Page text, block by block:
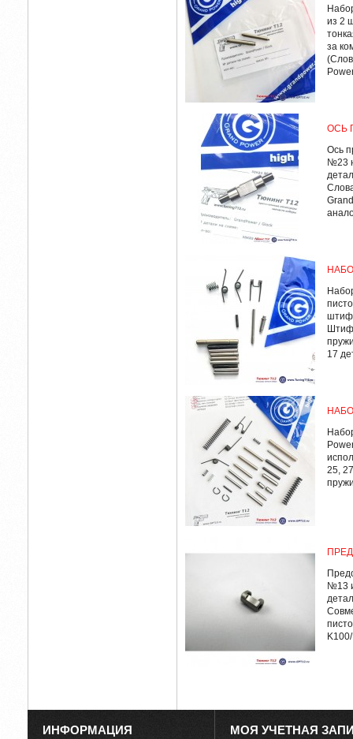
из 2
за
ОСЬ
Ось
№23
17
25,
№13
ИНФОРМАЦИЯ МОЯ УЧЕТНАЯ